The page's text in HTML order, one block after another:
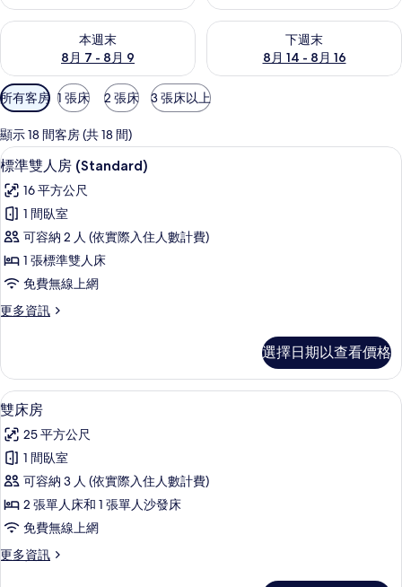
本週末
8月 7 - 8月 9
查看本週末 (8月 7 - 8月 9) 的供應情況
下週末
8月 14 - 8月 16
查看下週末 (8月 14 - 8月 16)
可
用
的
客
房
篩
選
條
所有客房 1 張床 2 張床 3 張床以上
顯示 18 間客房 (共 18 間)
顯
示
標
準
雙
人
(Standard)
所
有
相
片
客房內保險箱、書桌、遮光布/窗簾、
7
標準雙人房 (Standard)
16 平方公尺
1 間臥室
可容納 2 人 (依實際入住人數計費)
1 張標準雙人床
免費無線上網
更多資訊
更
雙
人
房
的
詳
情
選擇日期以查看價格
顯
示
雙
床
房
的
有
客房內保險箱、書桌、遮光布/窗簾、
4
雙床房
25 平方公尺
1 間臥室
可容納 3 人 (依實際入住人數計費)
2 張單人床和 1 張單人沙發床
免費無線上網
更多資訊
更